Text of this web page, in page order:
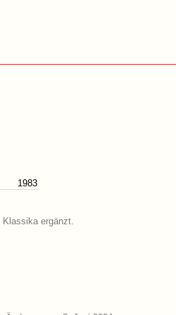
1983
Klassika ergänzt.